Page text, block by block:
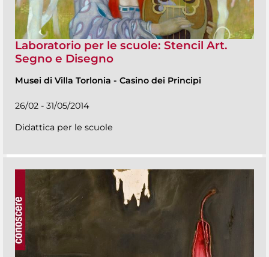
Laboratorio per le scuole: Stencil Art.
Segno e Disegno
Musei di Villa Torlonia - Casino dei Principi
26/02 - 31/05/2014
Didattica per le scuole